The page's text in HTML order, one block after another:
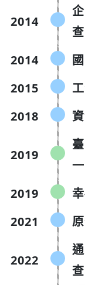
2014
查
2014
2015
2018
2019
2019
2021
2022
查